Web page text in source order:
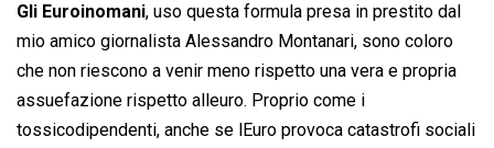
Gli Euroinomani, uso questa formula presa in prestito dal
mio amico giornalista Alessandro Montanari, sono coloro
che non riescono a venir meno rispetto una vera e propria
assuefazione rispetto alleuro. Proprio come i
tossicodipendenti, anche se lEuro provoca catastrofi sociali